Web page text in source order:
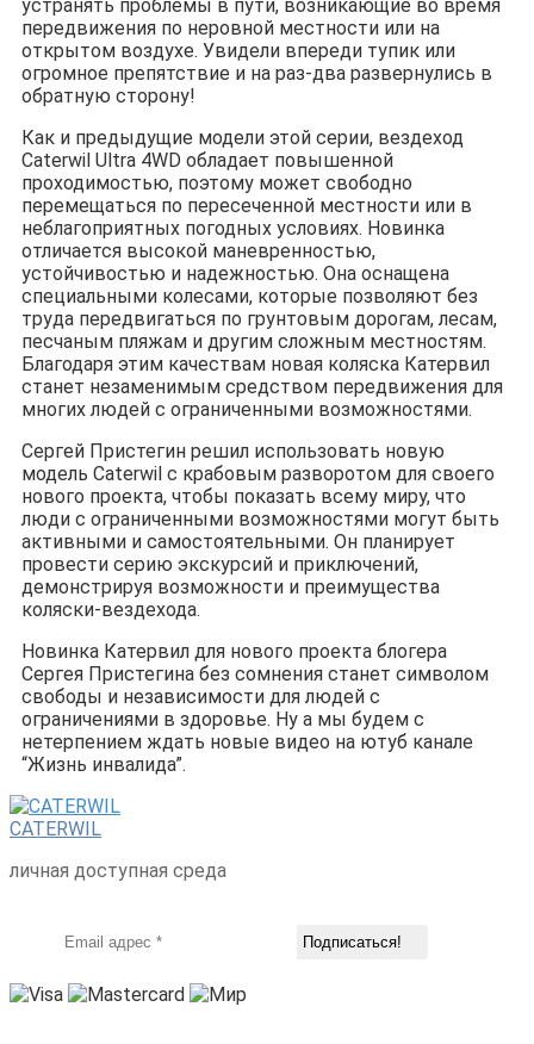
устранять проблемы в пути, возникающие во время
передвижения по неровной местности или на
открытом воздухе. Увидели впереди тупик или
огромное препятствие и на раз-два развернулись в
обратную сторону!
Как и предыдущие модели этой серии, вездеход
Caterwil Ultra 4WD обладает повышенной
проходимостью, поэтому может свободно
перемещаться по пересеченной местности или в
неблагоприятных погодных условиях. Новинка
отличается высокой маневренностью,
устойчивостью и надежностью. Она оснащена
специальными колесами, которые позволяют без
труда передвигаться по грунтовым дорогам, лесам,
песчаным пляжам и другим сложным местностям.
Благодаря этим качествам новая коляска Катервил
станет незаменимым средством передвижения для
многих людей с ограниченными возможностями.
Сергей Пристегин решил использовать новую
модель Caterwil с крабовым разворотом для своего
нового проекта, чтобы показать всему миру, что
люди с ограниченными возможностями могут быть
активными и самостоятельными. Он планирует
провести серию экскурсий и приключений,
демонстрируя возможности и преимущества
коляски-вездехода.
Новинка Катервил для нового проекта блогера
Сергея Пристегина без сомнения станет символом
свободы и независимости для людей с
ограничениями в здоровье. Ну а мы будем с
нетерпением ждать новые видео на ютуб канале
“Жизнь инвалида”.
CATERWIL
личная доступная среда